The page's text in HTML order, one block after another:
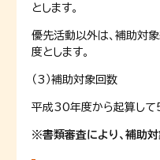
とします。
優先活動以外は、補助対
度とします。
（3）補助対象回数
平成30年度から起算して
※書類審査により、補助対